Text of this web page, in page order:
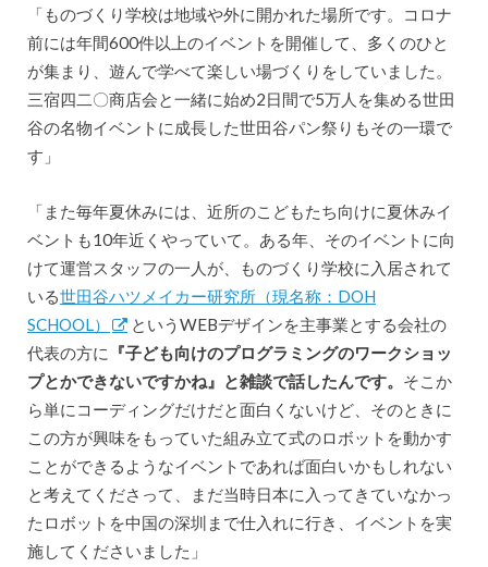
「ものづくり学校は地域や外に開かれた場所です。コロナ
前には年間600件以上のイベントを開催して、多くのひと
が集まり、遊んで学べて楽しい場づくりをしていました。
三宿四二〇商店会と一緒に始め2日間で5万人を集める世田
谷の名物イベントに成長した世田谷パン祭りもその一環で
す」
「また毎年夏休みには、近所のこどもたち向けに夏休みイ
ベントも10年近くやっていて。ある年、そのイベントに向
けて運営スタッフの一人が、ものづくり学校に入居されて
いる世田谷ハツメイカー研究所（現名称：DOH
SCHOOL）
というWEBデザインを主事業とする会社の
代表の方に
『子ども向けのプログラミングのワークショッ
プとかできないですかね』と雑談で話したんです。 そこか
ら単にコーディングだけだと面白くないけど、そのときに
この方が興味をもっていた組み立て式のロボットを動かす
ことができるようなイベントであれば面白いかもしれない
と考えてくださって、まだ当時日本に入ってきていなかっ
たロボットを中国の深圳まで仕入れに行き、イベントを実
施してくださいました」